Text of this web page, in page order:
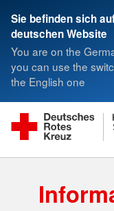
Sie befinden sich
deutschen Website
You are on the
you can use the
the English one